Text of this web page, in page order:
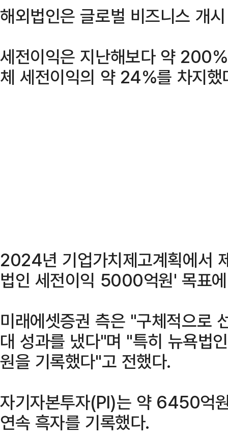
해외법인은 글로벌 비즈니스 개
세전이익은 지난해보다 약
체 세전이익의 약 24%를 차지했
2024년 기업가치제고계획에서
법인 세전이익 5000억원' 목표
미래에셋증권 측은 "구체적으로
대 성과를 냈다"며 "특히 뉴욕법
원을 기록했다"고 전했다.
자기자본투자(PI)는 약 6450억
연속 흑자를 기록했다.